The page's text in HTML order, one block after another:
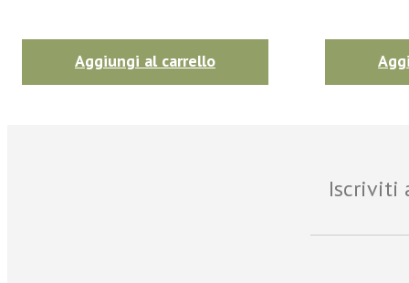
Aggiungi al carrello
Iscriviti